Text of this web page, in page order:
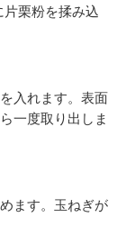
栗粉を揉み込
入れます。表面
一度取り出しま
ます。玉ねぎが